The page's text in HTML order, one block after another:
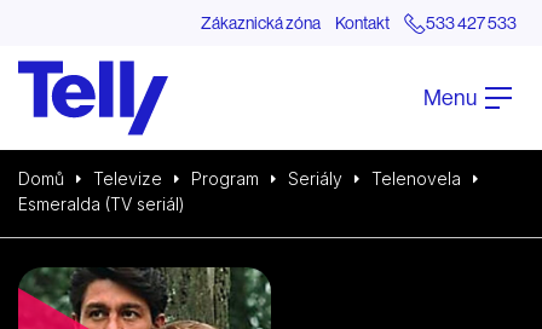
Zákaznická zóna Kontakt 533 427 533
Menu
Domů Televize Program Seriály
Telenovela
Esmeralda (TV seriál)